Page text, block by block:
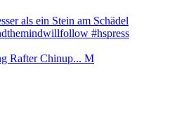
Rafter Chinup... M